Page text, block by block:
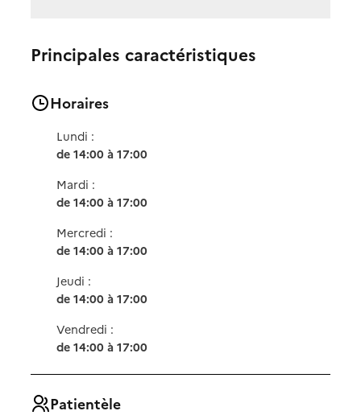
Principales caractéristiques
Horaires
Lundi :
de 14:00 à 17:00
Mardi :
de 14:00 à 17:00
Mercredi :
de 14:00 à 17:00
Jeudi :
de 14:00 à 17:00
Vendredi :
de 14:00 à 17:00
Patientèle